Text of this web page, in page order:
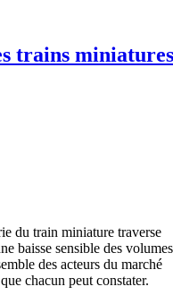
trains miniatures
du train miniature traverse
baisse sensible des volumes
des acteurs du marché
chacun peut constater.